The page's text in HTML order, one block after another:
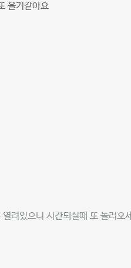
올거같아요
려있으니 시간되실때 또 놀러오세